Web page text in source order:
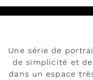
Une série de
de simplicité et
dans un espace